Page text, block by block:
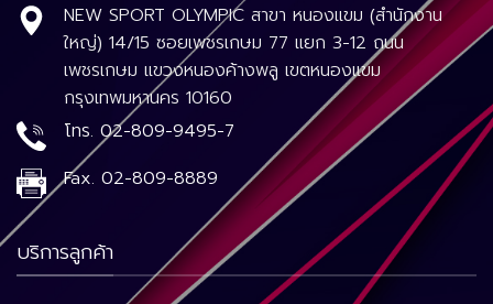
NEW SPORT OLYMPIC สาขา หนองแขม (สำนักงาน
ใหญ่) 14/15 ซอยเพชรเกษม 77 แยก 3-12 ถนน
เพชรเกษม แขวงหนองค้างพลู เขตหนองแขม
กรุงเทพมหานคร 10160
โทร. 02-809-9495-7
Fax. 02-809-8889
บริการลูกค้า